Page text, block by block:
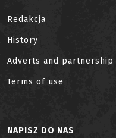
Redakcja
History
Adverts and partnership
Terms of use
NAPISZ DO NAS